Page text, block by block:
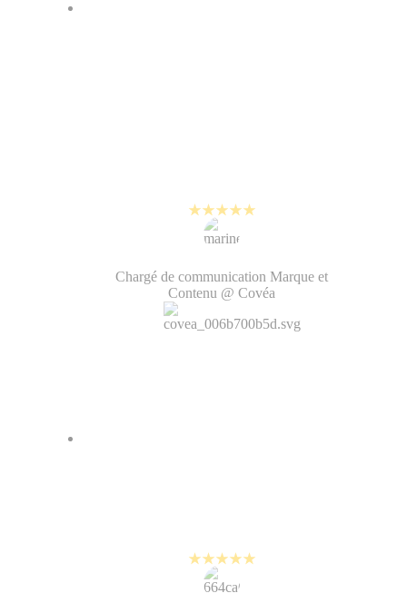
Chargé de communication Marque et
Contenu @ Covéa